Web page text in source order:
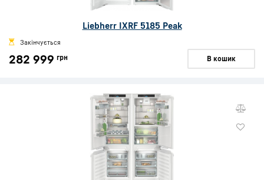
Liebherr IXRF 5185 Peak
Закінчується
282 999 грн В кошик